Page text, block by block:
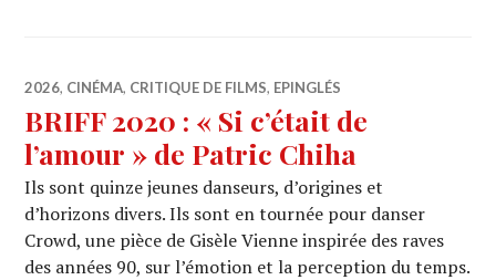
2026, CINÉMA, CRITIQUE DE FILMS, EPINGLÉS
BRIFF 2020 : « Si c’était de
l’amour » de Patric Chiha
Ils sont quinze jeunes danseurs, d’origines et
d’horizons divers. Ils sont en tournée pour danser
Crowd, une pièce de Gisèle Vienne inspirée des raves
des années 90, sur l’émotion et la perception du temps.